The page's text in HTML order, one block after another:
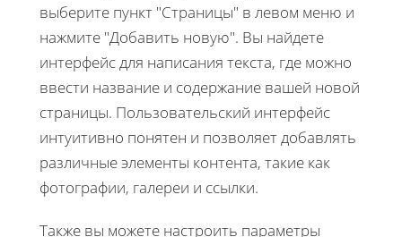
выберите пункт "Страницы" в левом меню и
нажмите "Добавить новую". Вы найдете
интерфейс для написания текста, где можно
ввести название и содержание вашей новой
страницы. Пользовательский интерфейс
интуитивно понятен и позволяет добавлять
различные элементы контента, такие как
фотографии, галереи и ссылки.
Также вы можете настроить параметры